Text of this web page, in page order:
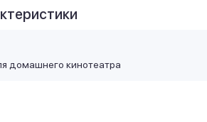
домашнего кинотеатра